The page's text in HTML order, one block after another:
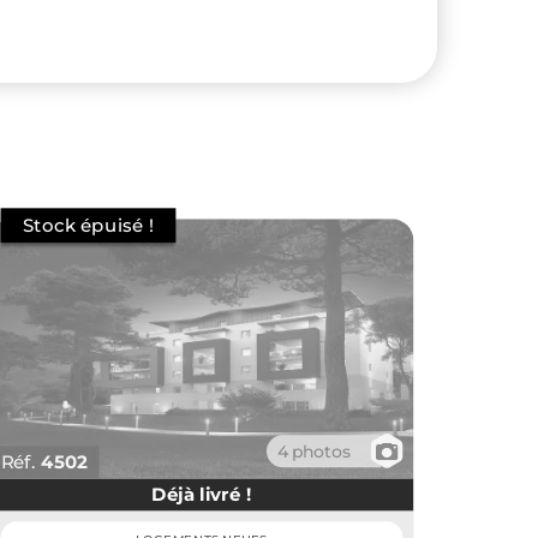
Réf. 4502
4 photos 📷
Déjà livré !